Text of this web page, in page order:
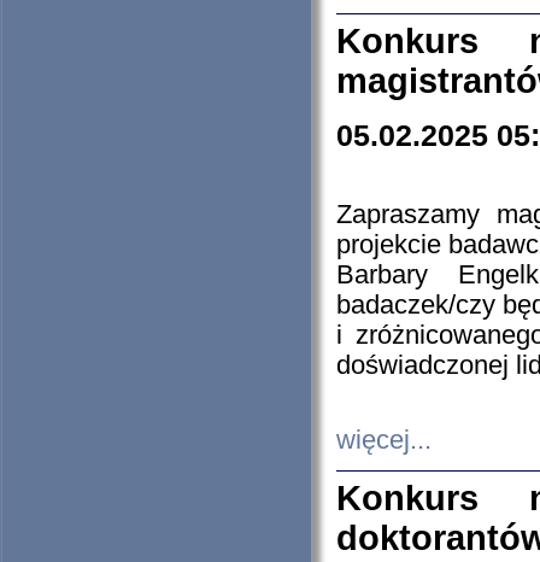
Konkurs
05.02.2025
Zapraszamy
projekcie
Barbary
badaczek/czy
i
doświadczonej
więcej...
Konkurs